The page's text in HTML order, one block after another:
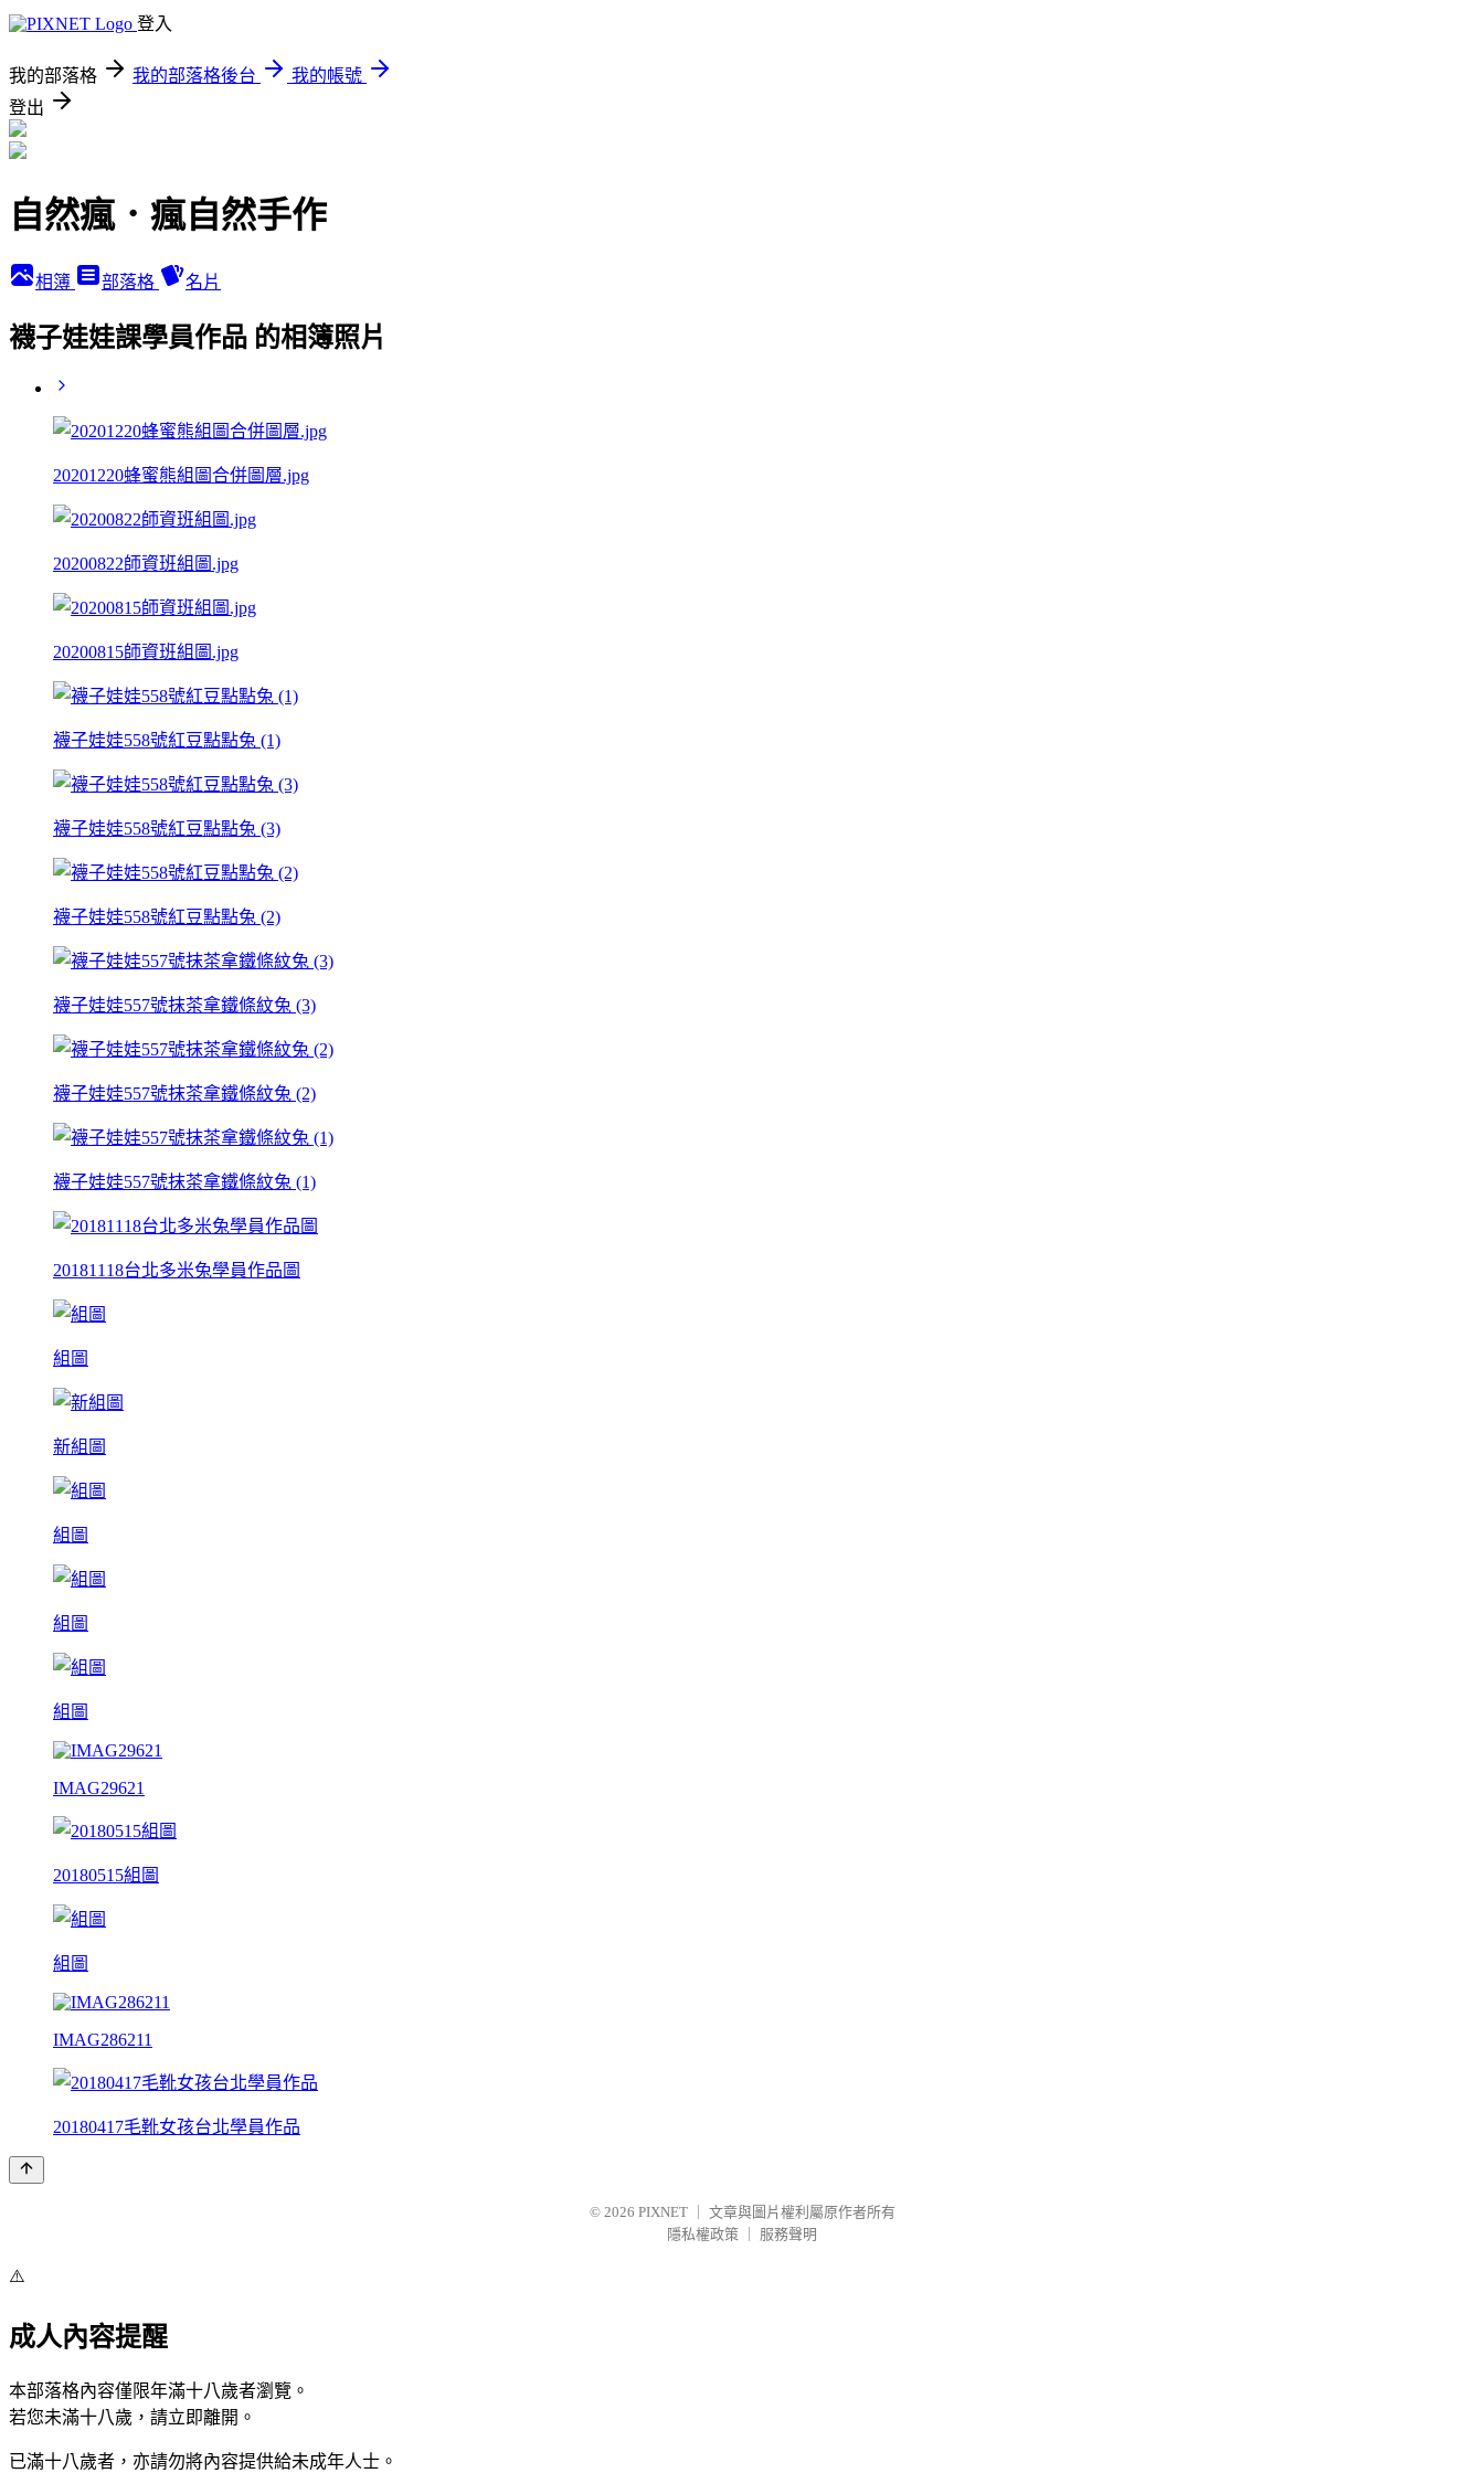
登入
我的部落格 我的部落格後台
我的帳號
登出
自然瘋．瘋自然手作
相簿 部落格 名片
襪子娃娃課學員作品 的相簿照片
20201220蜂蜜熊組圖合併圖層.jpg
20200822師資班組圖.jpg
20200815師資班組圖.jpg
襪子娃娃558號紅豆點點兔 (1)
襪子娃娃558號紅豆點點兔 (3)
襪子娃娃558號紅豆點點兔 (2)
襪子娃娃557號抹茶拿鐵條紋兔 (3)
襪子娃娃557號抹茶拿鐵條紋兔 (2)
襪子娃娃557號抹茶拿鐵條紋兔 (1)
20181118台北多米兔學員作品圖
組圖
新組圖
組圖
組圖
組圖
IMAG29621
20180515組圖
組圖
IMAG286211
20180417毛靴女孩台北學員作品
© 2026 PIXNET
文章與圖片權利屬原作者所有
隱私權政策
服務聲明
⚠️
成人內容提醒
本部落格內容僅限年滿十八歲者瀏覽。
若您未滿十八歲，請立即離開。
已滿十八歲者，亦請勿將內容提供給未成年人士。